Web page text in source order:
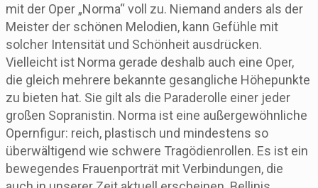
mit der Oper „Norma“ voll zu. Niemand anders als der
Meister der schönen Melodien, kann Gefühle mit
solcher Intensität und Schönheit ausdrücken.
Vielleicht ist Norma gerade deshalb auch eine Oper,
die gleich mehrere bekannte gesangliche Höhepunkte
zu bieten hat. Sie gilt als die Paraderolle einer jeder
großen Sopranistin. Norma ist eine außergewöhnliche
Opernfigur: reich, plastisch und mindestens so
überwältigend wie schwere Tragödienrollen. Es ist ein
bewegendes Frauenporträt mit Verbindungen, die